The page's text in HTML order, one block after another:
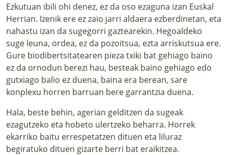
Ezkutuan ibili ohi denez, ez da oso ezaguna izan Euskal
Herrian. Izenik ere ez zaio jarri aldaera ezberdinetan, eta
nahastu izan da sugegorri gaztearekin. Hegoaldeko
suge leuna, ordea, ez da pozoitsua, ezta arriskutsua ere.
Gure biodibertsitatearen pieza txiki bat gehiago baino
ez da ornodun berezi hau, besteak baino gehiago edo
gutxiago balio ez duena, baina era berean, sare
konplexu horren barruan bere garrantzia duena.
Hala, beste behin, agerian gelditzen da sugeak
ezagutzeko eta hobeto ulertzeko beharra. Horrek
ekarriko baitu errespetatzen dituen eta liluraz
begiratuko dituen gizarte berri bat eraikitzea.